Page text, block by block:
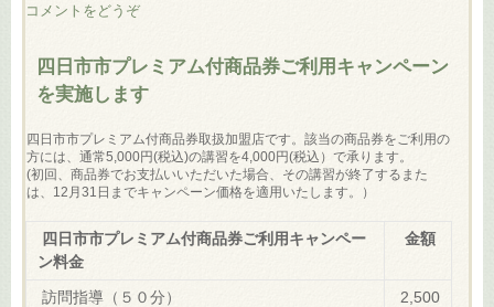
コメントをどうぞ
四日市市プレミアム付商品券ご利用キャンペーン
を実施します
四日市市プレミアム付商品券取扱加盟店です。該当の商品券をご利用の
方には、通常5,000円(税込)の講習を4,000円(税込）で承ります。
(初回、商品券でお支払いいただいた場合、その講習が終了するまた
は、12月31日までキャンペーン価格を適用いたします。）
四日市市プレミアム付商品券ご利用キャンペー
ン料金
金額
訪問指導（５０分）
2,500